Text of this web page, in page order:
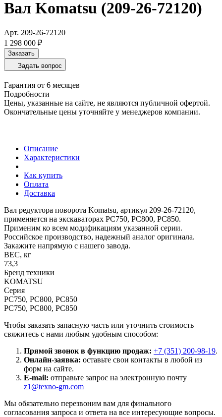
Вал Komatsu (209-26-72120)
Арт. 209-26-72120
1 298 000 ₽
Заказать
Задать вопрос
Гарантия от 6 месяцев
Подробности
Цены, указанные на сайте, не являются публичной офертой.
Окончательные цены уточняйте у менеджеров компании.
Описание
Характеристики
Как купить
Оплата
Доставка
Вал редуктора поворота Komatsu, артикул 209-26-72120,
применяется на экскаваторах PC750, PC800, PC850.
Применим ко всем модификациям указанной серии.
Российское производство, надежный аналог оригинала.
Закажите напрямую с нашего завода.
ВЕС, кг
73,3
Бренд техники
KOMATSU
Серия
PC750, PC800, PC850
PC750, PC800, PC850
Чтобы заказать запасную часть или уточнить стоимость
свяжитесь с нами любым удобным способом:
Прямой звонок в функцию продаж: +7 (351) 200-98-19.
Онлайн-заявка: оставьте свои контакты в любой из
форм на сайте.
E-mail: отправьте запрос на электронную почту
z1@texno-gm.com
Мы обязательно перезвоним вам для финального
согласования запроса и ответа на все интересующие вопросы.